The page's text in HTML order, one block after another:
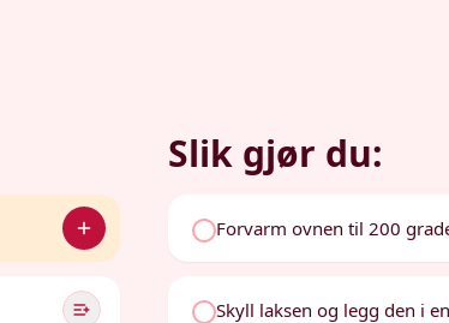
Slik gjør du:
Forvarm ovnen til 200
Skyll laksen og legg den i